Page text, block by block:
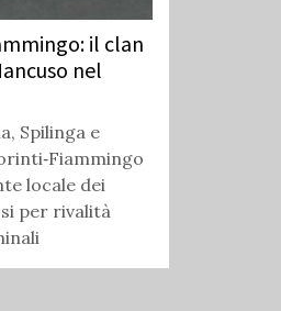
il clan
nel
Spilinga e
locale dei
per rivalità